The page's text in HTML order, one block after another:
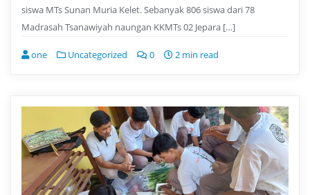
siswa MTs Sunan Muria Kelet. Sebanyak 806 siswa dari 78
Madrasah Tsanawiyah naungan KKMTs 02 Jepara […]
one Uncategorized 0 2 min read